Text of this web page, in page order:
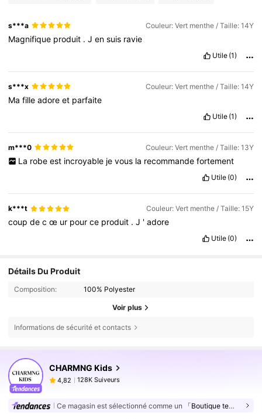
s***a Couleur: Vert menthe / Taille: 14Y
Magnifique produit .Jensuis ravie
Utile (1)
s***x Couleur: Vert menthe / Taille: 14Y
Mafilleadoreet parfaite
Utile (1)
m***0 Couleur: Vert menthe / Taille: 13Y
La robe est incroyable je vous la recommande fortement
Utile (0)
k***t Couleur: Vert menthe / Taille: 15Y
coupdecœ ur pource produit .J 'adore
Utile (0)
Détails Du Produit
Composition: 100% Polyester
Voir plus
Informations de sécurité et contacts
CHARMNG Kids
4,82
128K Suiveurs
u***4 est en train de naviguer
Ce magasin est sélectionné comme un 「Boutique tendance」